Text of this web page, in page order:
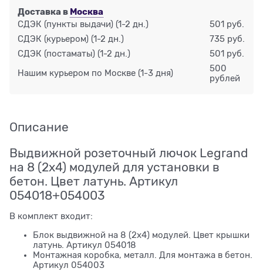
Доставка в Москва
СДЭК (пункты выдачи) (1-2 дн.)
501 руб.
СДЭК (курьером) (1-2 дн.)
735 руб.
СДЭК (постаматы) (1-2 дн.) 501 руб.
Нашим курьером по Москве (1-3 дня)
500
рублей
Описание
Выдвижной розеточный лючок Legrand
на 8 (2х4) модулей для установки в
бетон. Цвет латунь. Артикул
054018+054003
В комплект входит:
Блок выдвижной на 8 (2х4) модулей. Цвет крышки
латунь. Артикул 054018
Монтажная коробка, металл. Для монтажа в бетон.
Артикул 054003